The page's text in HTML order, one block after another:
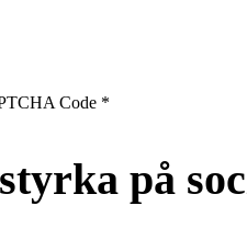
Code *
på